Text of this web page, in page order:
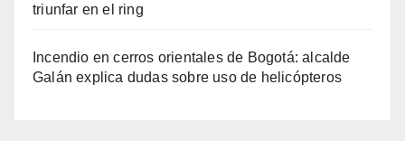
triunfar en el ring​
Incendio en cerros orientales de Bogotá: alcalde
Galán explica dudas sobre uso de helicópteros